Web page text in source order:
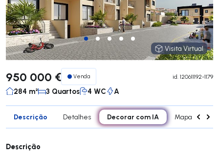
Visita Virtual
Visita Virtual
950 000 € Venda id. 120611192-1179
284 m² 3 Quartos 4 WC A
Descrição Detalhes Decorar com IA Mapa
Descrição